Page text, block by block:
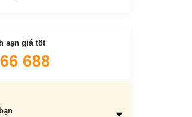
sạn giá tốt
688